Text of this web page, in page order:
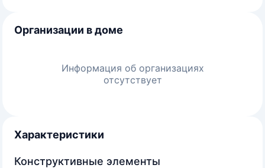
Организации в доме
Информация об организациях
отсутствует
Характеристики
Конструктивные элементы